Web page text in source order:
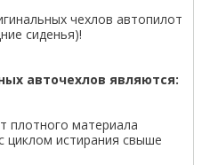
чехлов автопилот
сиденья)!
авточехлов являются:
плотного материала
циклом истирания свыше